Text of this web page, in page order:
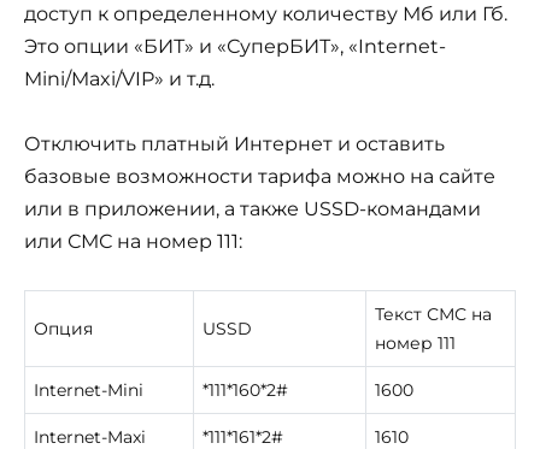
доступ к определенному количеству Мб или Гб.
Это опции «БИТ» и «СуперБИТ», «Internet-
Mini/Maxi/VIP» и т.д.
Отключить платный Интернет и оставить
базовые возможности тарифа можно на сайте
или в приложении, а также USSD-командами
или СМС на номер 111:
Опция USSD
Текст СМС на
номер 111
Internet-Mini *111*160*2# 1600
Internet-Maxi *111*161*2# 1610